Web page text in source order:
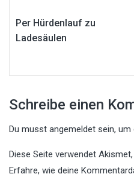
Per Hürdenlauf zu
Ladesäulen
Schreibe einen
Du musst angemeldet sein, um
Diese Seite verwendet
Erfahre, wie deine